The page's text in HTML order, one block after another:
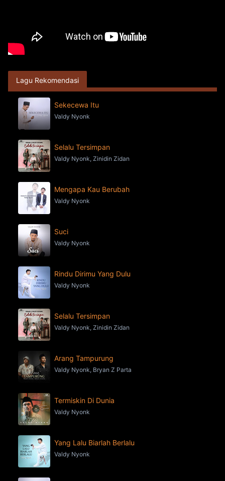
Lagu Rekomendasi
Sekecewa Itu
Valdy Nyonk
Selalu Tersimpan
Valdy Nyonk, Zinidin Zidan
Mengapa Kau Berubah
Valdy Nyonk
Suci
Valdy Nyonk
Rindu Dirimu Yang Dulu
Valdy Nyonk
Selalu Tersimpan
Valdy Nyonk, Zinidin Zidan
Arang Tampurung
Valdy Nyonk, Bryan Z Parta
Termiskin Di Dunia
Valdy Nyonk
Yang Lalu Biarlah Berlalu
Valdy Nyonk